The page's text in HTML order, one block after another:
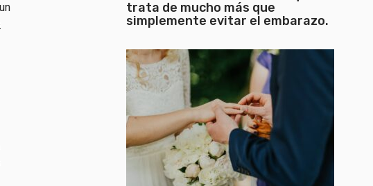
trata de mucho más que
simplemente evitar el embarazo.